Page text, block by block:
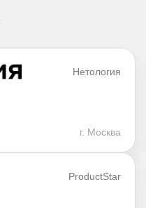
Нетология
г. Москва
ProductStar